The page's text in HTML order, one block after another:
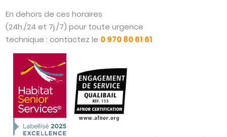
En dehors de ces horaires
(24h./24 et 7j./7) pour toute urgence
technique : contactez le 0 970 80 61 61